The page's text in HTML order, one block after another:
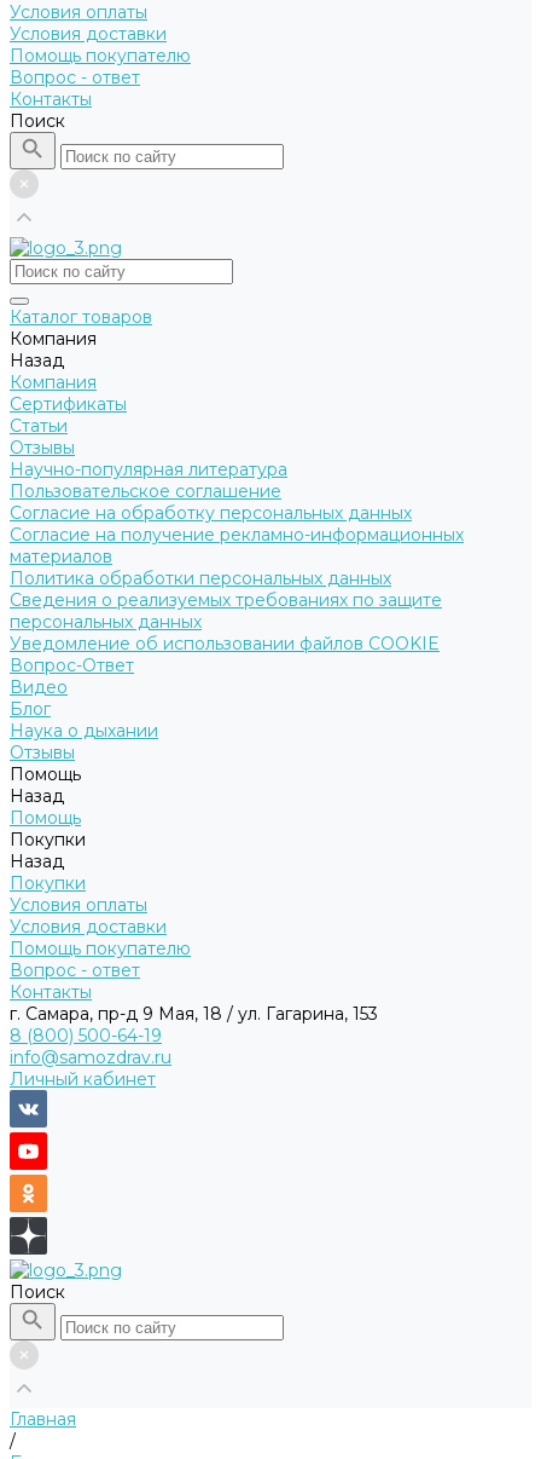
Условия оплаты
Условия доставки
Помощь покупателю
Вопрос - ответ
Контакты
Поиск
Каталог товаров
Компания
Назад
Компания
Сертификаты
Статьи
Отзывы
Научно-популярная литература
Пользовательское соглашение
Согласие на обработку персональных данных
Согласие на получение рекламно-информационных
материалов
Политика обработки персональных данных
Сведения о реализуемых требованиях по защите
персональных данных
Уведомление об использовании файлов COOKIE
Вопрос-Ответ
Видео
Блог
Наука о дыхании
Отзывы
Помощь
Назад
Помощь
Покупки
Назад
Покупки
Условия оплаты
Условия доставки
Помощь покупателю
Вопрос - ответ
Контакты
г. Самара, пр-д 9 Мая, 18 / ул. Гагарина, 153
8 (800) 500-64-19
info@samozdrav.ru
Личный кабинет
Поиск
Главная
/